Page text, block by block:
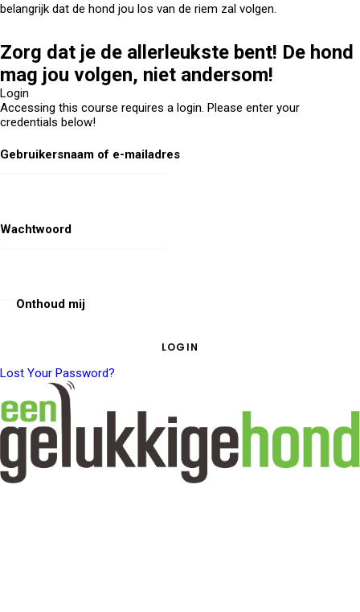
belangrijk dat de hond jou los van de riem zal volgen.
Zorg dat je de allerleukste bent! De hond
mag jou volgen, niet andersom!
Login
Accessing this course requires a login. Please enter your
credentials below!
Gebruikersnaam of e-mailadres
Wachtwoord
Onthoud mij
Lost Your Password?